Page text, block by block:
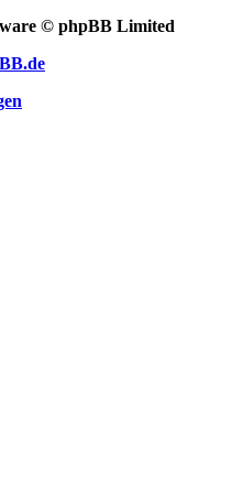
© phpBB Limited